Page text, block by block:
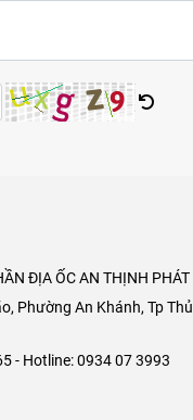
ĐỊA ỐC AN THỊNH PHÁT
Phường An Khánh, Tp Thủ
- Hotline: 0934 07 3993